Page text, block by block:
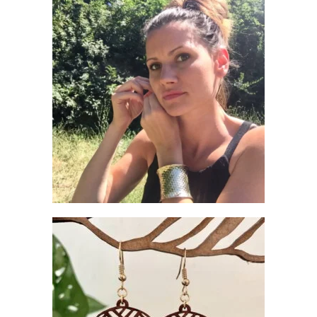
BOUCLES D’OREILLES EN BOIS –
CLEOPATRA
€12.90
BOUCLES D’OREILLES MAKEDA EN
BOIS DE ROSE (PALISSANDRE)